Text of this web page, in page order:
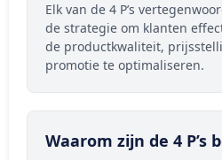
Elk van de 4 P’s
de strategie om klanten
de productkwaliteit,
promotie te optimaliseren.
Waarom zijn de 4 P’s